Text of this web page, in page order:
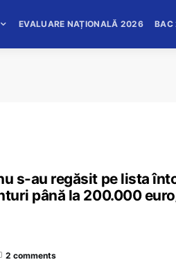
EVALUARE NAȚIONALĂ 2026
s-au regăsit pe lista
până la 200.000
2 comments